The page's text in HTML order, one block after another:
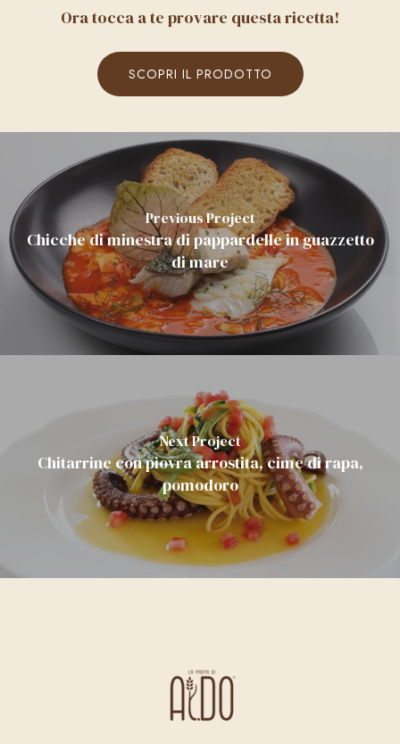
Ora tocca a te provare questa ricetta!
SCOPRI IL PRODOTTO
Previous Project
Chicche di minestra di pappardelle in guazzetto
di mare
Next Project
Chitarrine con piovra arrostita, cime di rapa,
pomodoro